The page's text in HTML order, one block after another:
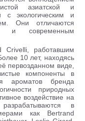
азиатской и
с экологическим и
Они отличаются
и современным
Crivelli, работавшим
10 лет, находясь
первозданном виде,
компоненты в
ароматов бренда
природных
воздействие на
в
как Bertrand